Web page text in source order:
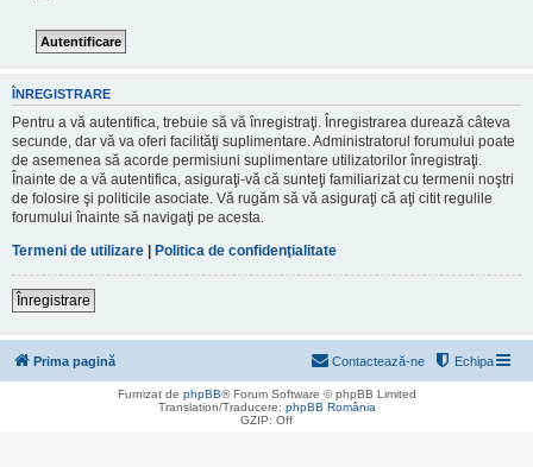
ÎNREGISTRARE
Pentru a vă autentifica, trebuie să vă înregistraţi. Înregistrarea durează câteva
secunde, dar vă va oferi facilităţi suplimentare. Administratorul forumului poate
de asemenea să acorde permisiuni suplimentare utilizatorilor înregistraţi.
Înainte de a vă autentifica, asiguraţi-vă că sunteţi familiarizat cu termenii noştri
de folosire şi politicile asociate. Vă rugăm să vă asiguraţi că aţi citit regulile
forumului înainte să navigaţi pe acesta.
Termeni de utilizare | Politica de confidenţialitate
Înregistrare
Prima pagină Echipa
Contactează-ne
Furnizat de phpBB® Forum Software © phpBB Limited
Translation/Traducere: phpBB România
GZIP: Off